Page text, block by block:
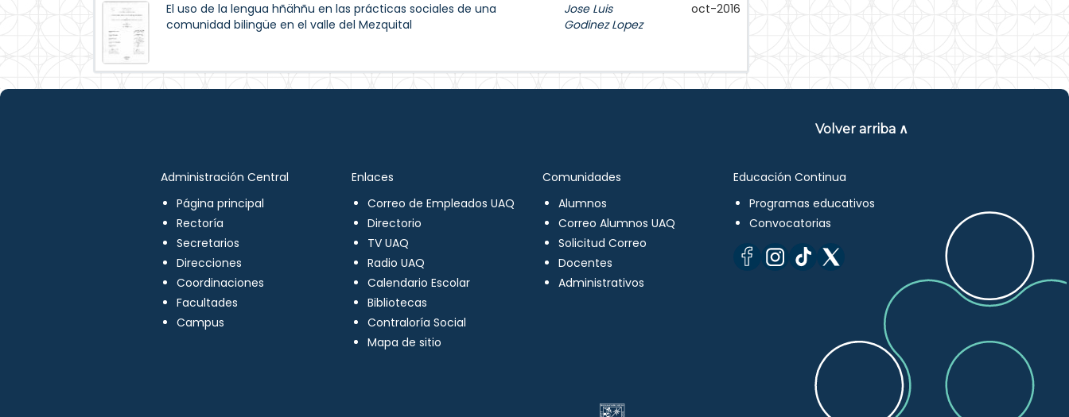
El uso de la lengua hñähñu en las prácticas sociales de una
comunidad bilingüe en el valle del Mezquital
Jose Luis
Godinez Lopez
oct-2016
Volver arriba ∧
Administración Central
Página principal
Rectoría
Secretarios
Direcciones
Coordinaciones
Facultades
Campus
Enlaces
Correo de Empleados UAQ
Directorio
TV UAQ
Radio UAQ
Calendario Escolar
Bibliotecas
Contraloría Social
Mapa de sitio
Comunidades
Alumnos
Correo Alumnos UAQ
Solicitud Correo
Docentes
Administrativos
Educación Continua
Programas educativos
Convocatorias